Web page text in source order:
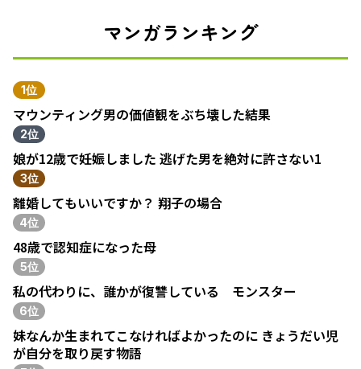
マンガランキング
1位
マウンティング男の価値観をぶち壊した結果
2位
娘が12歳で妊娠しました 逃げた男を絶対に許さない1
3位
離婚してもいいですか？ 翔子の場合
4位
48歳で認知症になった母
5位
私の代わりに、誰かが復讐している モンスター
6位
妹なんか生まれてこなければよかったのに きょうだい児
が自分を取り戻す物語